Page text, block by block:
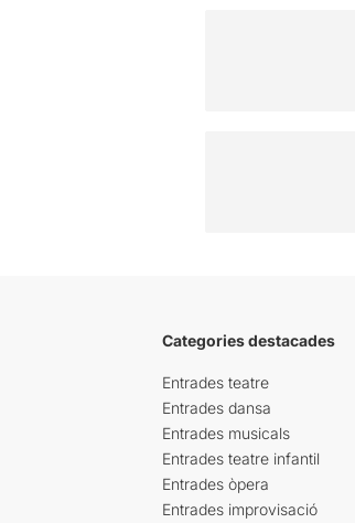
Categories destacades
Entrades teatre
Entrades dansa
Entrades musicals
Entrades teatre infantil
Entrades òpera
Entrades improvisació